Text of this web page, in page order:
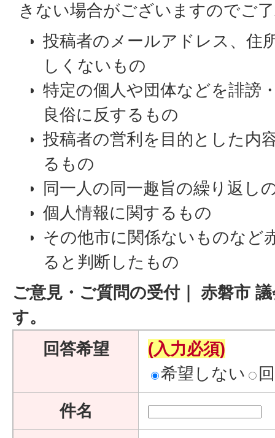
きない場合がございますのでご
投稿者のメールアドレス、住
しくないもの
特定の個人や団体などを誹謗
良俗に反するもの
投稿者の営利を目的とした内
るもの
同一人の同一趣旨の繰り返し
個人情報に関するもの
その他市に関係ないものなど
ると判断したもの
ご意見・ご質問の受付｜ 赤磐市
す。
回答希望
(入力必須)
希望しない
件名